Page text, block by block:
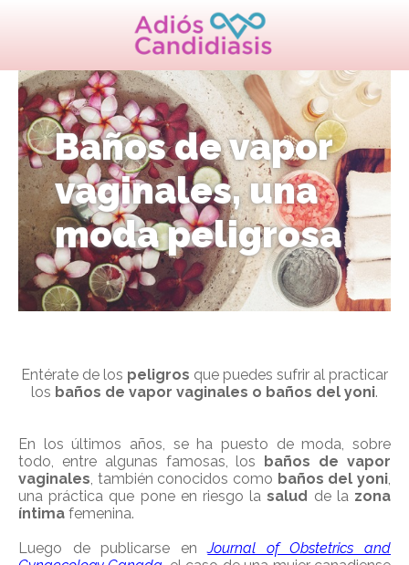
Baños de vapor
vaginales, una
moda peligrosa
Entérate de los peligros que puedes sufrir al practicar
los baños de vapor vaginales o baños del yoni.
En los últimos años, se ha puesto de moda, sobre
todo, entre algunas famosas, los baños de vapor
vaginales, también conocidos como baños del yoni,
una práctica que pone en riesgo lasalud de la zona
íntima femenina.
Luego de publicarse enJournal of Obstetrics and